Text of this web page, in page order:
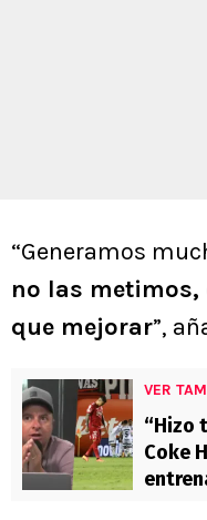
“Generamos
no las metimos,
que mejorar”,
VER
“Hizo
Coke